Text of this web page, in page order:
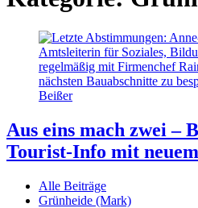
Aus eins mach zwei –
Tourist-Info mit
Alle Beiträge
Grünheide (Mark)